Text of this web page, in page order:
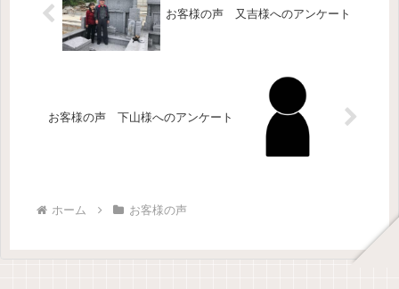
お客様の声 又吉様へのアンケート
お客様の声 下山様へのアンケート
ホーム お客様の声